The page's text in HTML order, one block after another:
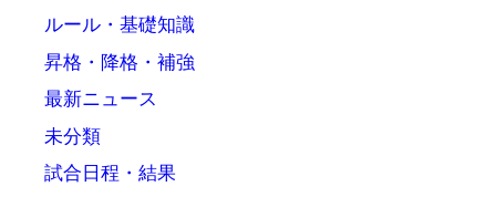
ルール・基礎知識
昇格・降格・補強
最新ニュース
未分類
試合日程・結果